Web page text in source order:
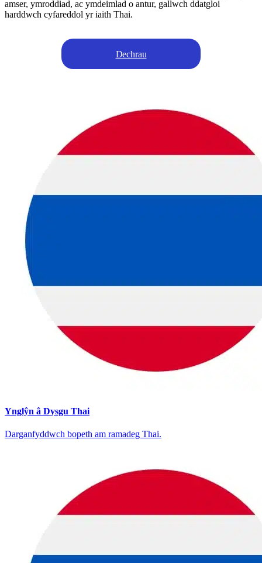
amser, ymroddiad, ac ymdeimlad o antur, gallwch ddatgloi
harddwch cyfareddol yr iaith Thai.
Dechrau
Ynglŷn â Dysgu Thai
Darganfyddwch bopeth am ramadeg Thai.